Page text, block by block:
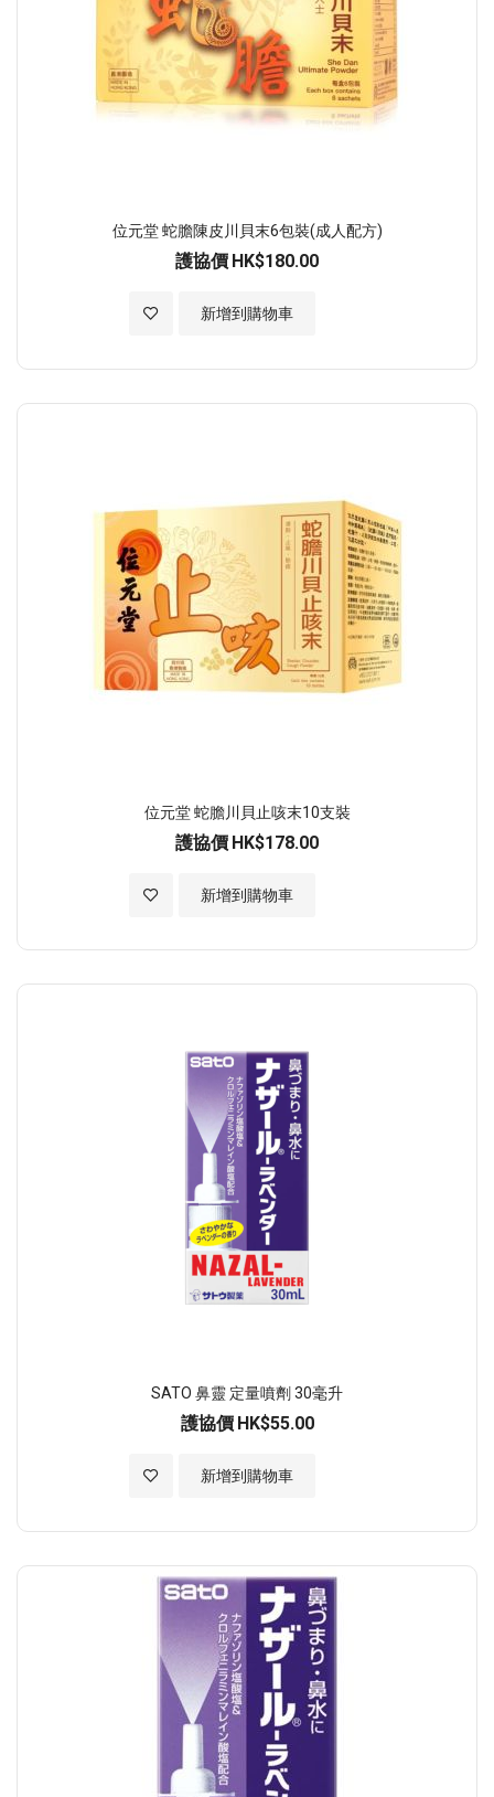
位元堂 蛇膽陳皮川貝末6包裝(成人配方)
護協價 HK$180.00
新增到購物車
加入至願望清單
位元堂 蛇膽川貝止咳末10支裝
護協價 HK$178.00
新增到購物車
加入至願望清單
SATO 鼻靈 定量噴劑 30毫升
護協價 HK$55.00
新增到購物車
加入至願望清單